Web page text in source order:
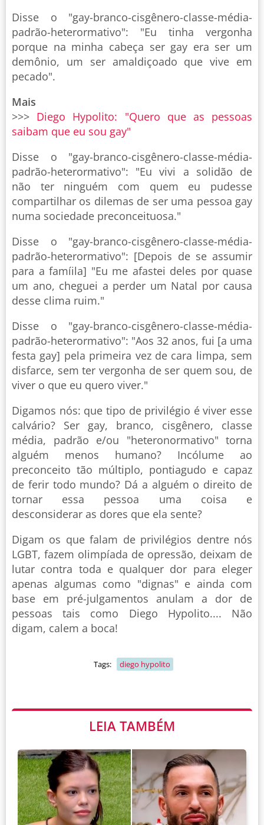
Disse o "gay-branco-cisgênero-classe-média-
padrão-heterormativo": "Eu tinha vergonha
porque na minha cabeça ser gay era ser um
demônio, um ser amaldiçoado que vive em
pecado".
Mais
>>> Diego Hypolito: "Quero que as pessoas
saibam que eu sou gay"
Disse o "gay-branco-cisgênero-classe-média-
padrão-heterormativo": "Eu vivi a solidão de
não ter ninguém com quem eu pudesse
compartilhar os dilemas de ser uma pessoa gay
numa sociedade preconceituosa."
Disse o "gay-branco-cisgênero-classe-média-
padrão-heterormativo": [Depois de se assumir
para a famíila] "Eu me afastei deles por quase
um ano, cheguei a perder um Natal por causa
desse clima ruim."
Disse o "gay-branco-cisgênero-classe-média-
padrão-heterormativo": "Aos 32 anos, fui [a uma
festa gay] pela primeira vez de cara limpa, sem
disfarce, sem ter vergonha de ser quem sou, de
viver o que eu quero viver."
Digamos nós: que tipo de privilégio é viver esse
calvário? Ser gay, branco, cisgênero, classe
média, padrão e/ou "heteronormativo" torna
alguém menos humano? Incólume ao
preconceito tão múltiplo, pontiagudo e capaz
de ferir todo mundo? Dá a alguém o direito de
tornar essa pessoa uma coisa e
desconsiderar as dores que ela sente?
Digam os que falam de privilégios dentre nós
LGBT, fazem olimpíada de opressão, deixam de
lutar contra toda e qualquer dor para eleger
apenas algumas como "dignas" e ainda com
base em pré-julgamentos anulam a dor de
pessoas tais como Diego Hypolito.... Não
digam, calem a boca!
Tags: diego hypolito
LEIA TAMBÉM